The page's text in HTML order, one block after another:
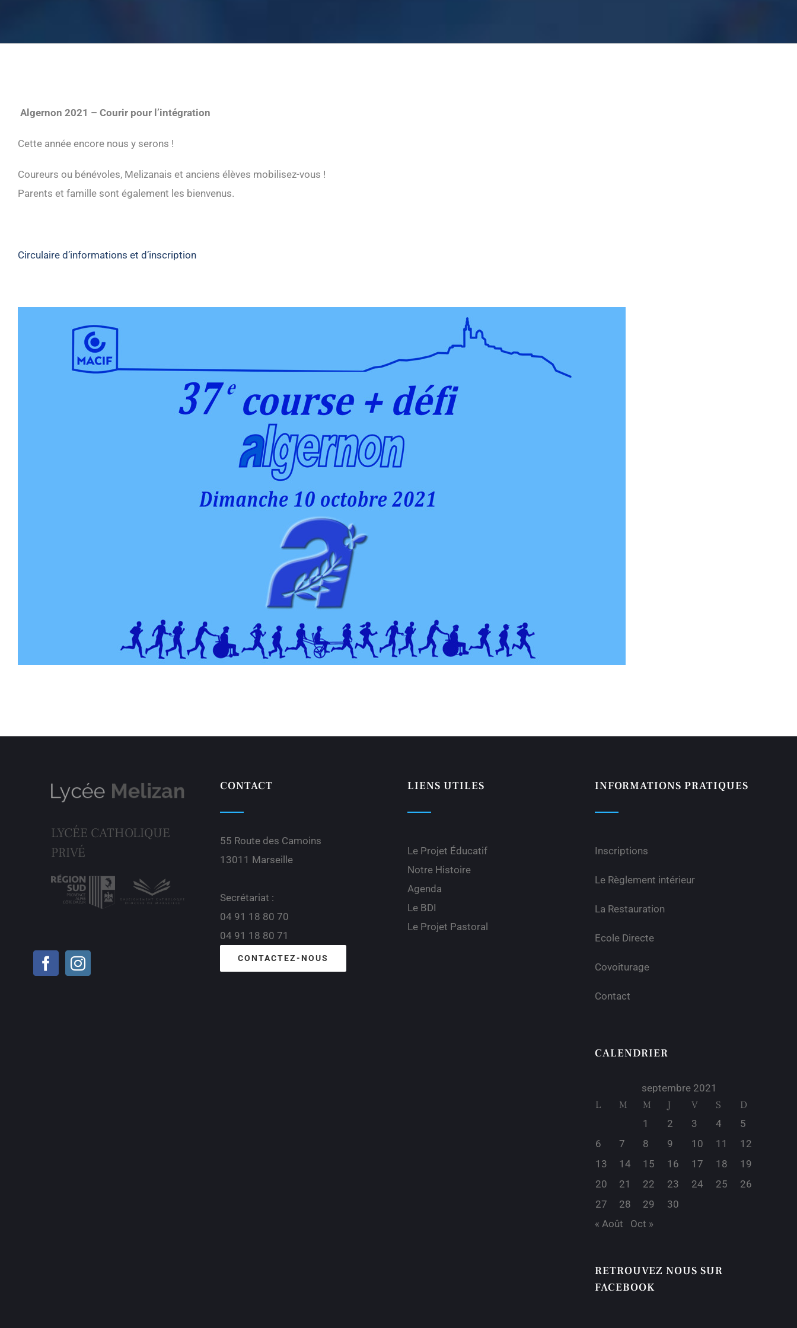
Algernon 2021 – Courir pour l’intégration
Cette année encore nous y serons !
Coureurs ou bénévoles, Melizanais et anciens élèves mobilisez-vous !
Parents et famille sont également les bienvenus.
Circulaire d’informations et d’inscription
LYCÉE CATHOLIQUE
PRIVÉ
CONTACT
55 Route des Camoins
13011 Marseille
Secrétariat :
04 91 18 80 70
04 91 18 80 71
CONTACTEZ-NOUS
LIENS UTILES
Le Projet Éducatif
Notre Histoire
Agenda
Le BDI
Le Projet Pastoral
INFORMATIONS PRATIQUES
Inscriptions
Le Règlement intérieur
La Restauration
Ecole Directe
Covoiturage
Contact
CALENDRIER
septembre 2021
L M M J V S D
1 2 3 4
5
6
7 8 9 10 11
12
13
14 15 16 17 18
19
20
21 22 23 24 25
26
27
28 29
30
« Août
Oct »
RETROUVEZ NOUS SUR
FACEBOOK